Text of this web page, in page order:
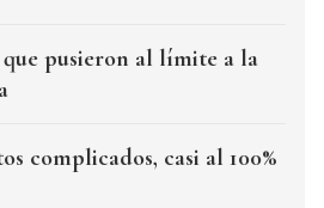
que pusieron al límite a la
complicados, casi al 100%